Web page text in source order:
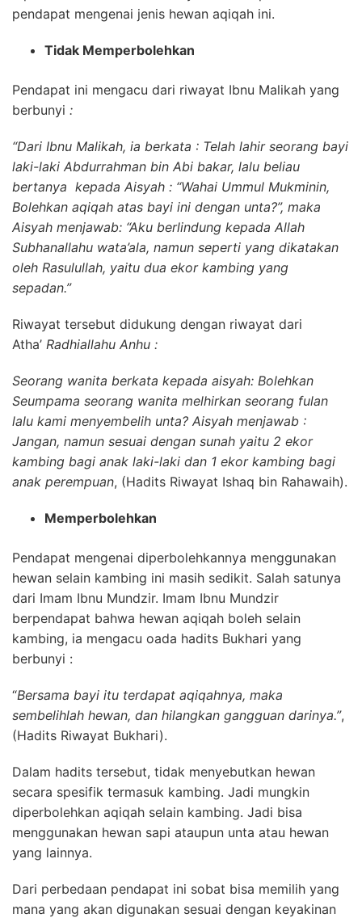
pendapat mengenai jenis hewan aqiqah ini.
Tidak Memperbolehkan
Pendapat ini mengacu dari riwayat Ibnu Malikah yang
berbunyi :
“Dari Ibnu Malikah, ia berkata : Telah lahir seorang bayi
laki-laki Abdurrahman bin Abi bakar, lalu beliau
bertanya kepada Aisyah : “Wahai Ummul Mukminin,
Bolehkan aqiqah atas bayi ini dengan unta?”, maka
Aisyah menjawab: “Aku berlindung kepada Allah
Subhanallahu wata’ala, namun seperti yang dikatakan
oleh Rasulullah, yaitu dua ekor kambing yang
sepadan.”
Riwayat tersebut didukung dengan riwayat dari
Atha’ Radhiallahu Anhu :
Seorang wanita berkata kepada aisyah: Bolehkan
Seumpama seorang wanita melhirkan seorang fulan
lalu kami menyembelih unta? Aisyah menjawab :
Jangan, namun sesuai dengan sunah yaitu 2 ekor
kambing bagi anak laki-laki dan 1 ekor kambing bagi
anak perempuan, (Hadits Riwayat Ishaq bin Rahawaih).
Memperbolehkan
Pendapat mengenai diperbolehkannya menggunakan
hewan selain kambing ini masih sedikit. Salah satunya
dari Imam Ibnu Mundzir. Imam Ibnu Mundzir
berpendapat bahwa hewan aqiqah boleh selain
kambing, ia mengacu oada hadits Bukhari yang
berbunyi :
“Bersama bayi itu terdapat aqiqahnya, maka
sembelihlah hewan, dan hilangkan gangguan darinya.”,
(Hadits Riwayat Bukhari).
Dalam hadits tersebut, tidak menyebutkan hewan
secara spesifik termasuk kambing. Jadi mungkin
diperbolehkan aqiqah selain kambing. Jadi bisa
menggunakan hewan sapi ataupun unta atau hewan
yang lainnya.
Dari perbedaan pendapat ini sobat bisa memilih yang
mana yang akan digunakan sesuai dengan keyakinan